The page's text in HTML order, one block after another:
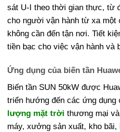
sát U-I theo thời gian thực, từ
cho người vận hành từ xa một
không cần đến tận nơi. Tiết
tiền bạc cho việc vận hành và
Ứng dụng của biến tần
Biến tần SUN 50kW được
triển hướng đến các ứng dụng
lượng mặt trời thương mại
máy, xưởng sản xuất, kho bãi,